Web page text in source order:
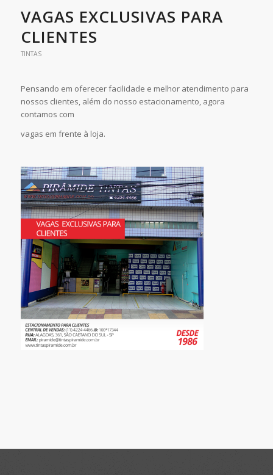
VAGAS EXCLUSIVAS PARA
CLIENTES
TINTAS
Pensando em oferecer facilidade e melhor atendimento para
nossos clientes, além do nosso estacionamento, agora
contamos com
vagas em frente à loja.